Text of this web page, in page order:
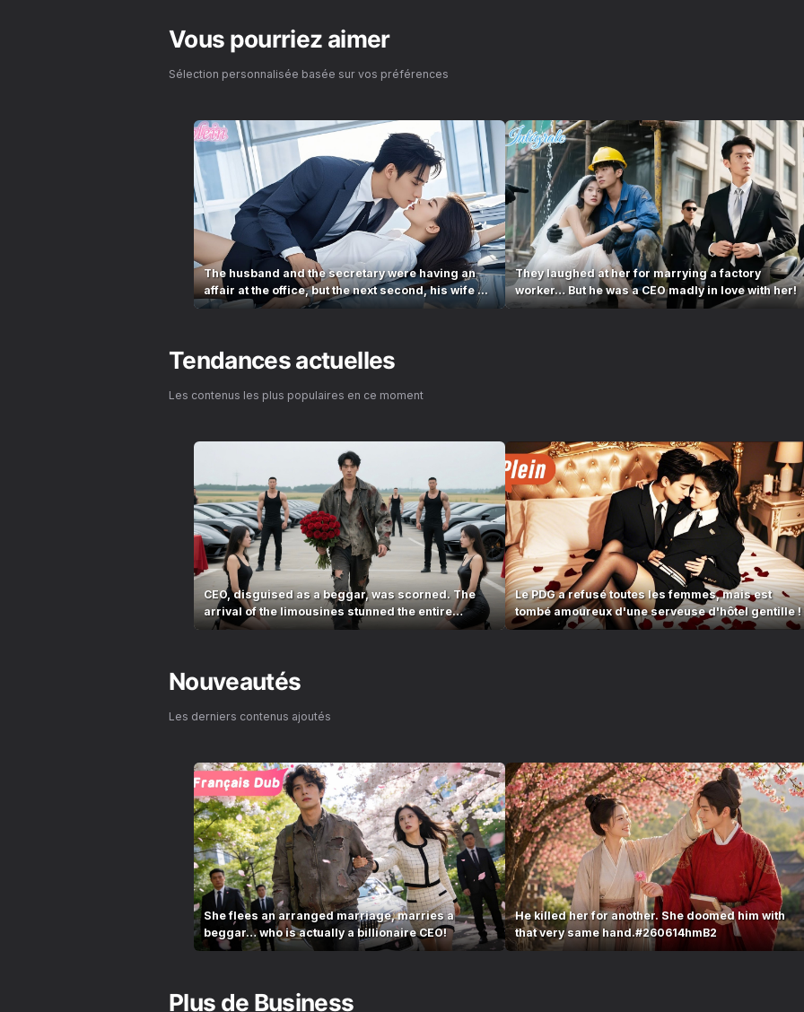
Vous pourriez aimer
Sélection personnalisée basée sur vos préférences
The husband and the secretary were having an
affair at the office, but the next second, his wife ...
They laughed at her for marrying a factory
worker… But he was a CEO madly in love with her!
Tendances actuelles
Les contenus les plus populaires en ce moment
CEO, disguised as a beggar, was scorned. The
arrival of the limousines stunned the entire
village!
Le PDG a refusé toutes les femmes, mais est
tombé amoureux d'une serveuse d'hôtel gentille !
Nouveautés
Les derniers contenus ajoutés
She flees an arranged marriage, marries a
beggar… who is actually a billionaire CEO!
He killed her for another. She doomed him with
that very same hand.#260614hmB2
Plus de Business